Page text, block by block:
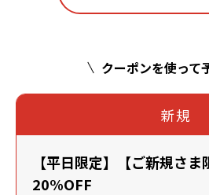
クーポンを使って
新規
【平日限定】【ご新規さ
20%OFF